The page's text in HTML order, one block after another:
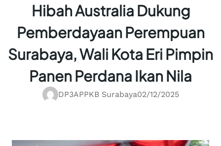
Hibah Australia Dukung
Pemberdayaan Perempuan
Surabaya, Wali Kota Eri Pimpin
Panen Perdana Ikan Nila
DP3APPKB Surabaya02/12/2025